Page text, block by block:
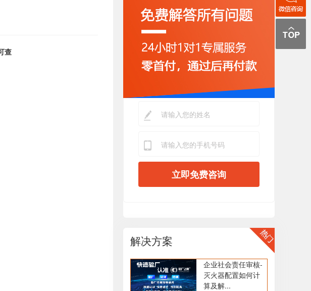
查
立即免费咨询
解决方案
企业社会责任审核-
灭火器配置如何计
算及解...